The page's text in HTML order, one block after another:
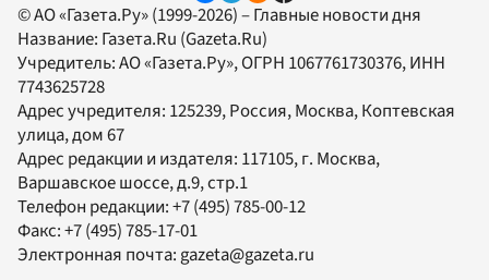
© АО «Газета.Ру» (1999-2026) – Главные новости дня
Название: Газета.Ru (Gazeta.Ru)
Учредитель:АО «Газета.Ру», ОГРН 1067761730376, ИНН
7743625728
Адрес учредителя: 125239, Россия, Москва, Коптевская
улица, дом 67
Адрес редакции и издателя: 117105, г. Москва,
Варшавское шоссе, д.9, стр.1
Телефон редакции:+7 (495) 785-00-12
Факс:+7 (495) 785-17-01
Электронная почта:gazeta@gazeta.ru